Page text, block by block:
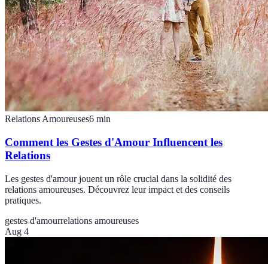
Relations Amoureuses6 min
Comment les Gestes d'Amour Influencent les
Relations
Les gestes d'amour jouent un rôle crucial dans la solidité des
relations amoureuses. Découvrez leur impact et des conseils
pratiques.
gestes d'amourrelations amoureuses
Aug 4